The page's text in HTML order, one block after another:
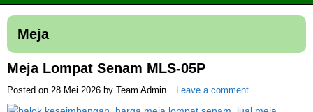
Meja
Meja Lompat Senam MLS-05P
Posted on 28 Mei 2026 by Team Admin Leave a comment